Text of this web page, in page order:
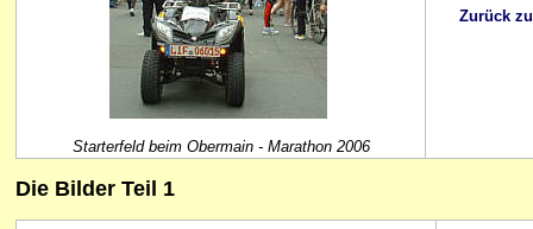
Starterfeld beim Obermain - Marathon 2006
Zurück
Die Bilder Teil 1